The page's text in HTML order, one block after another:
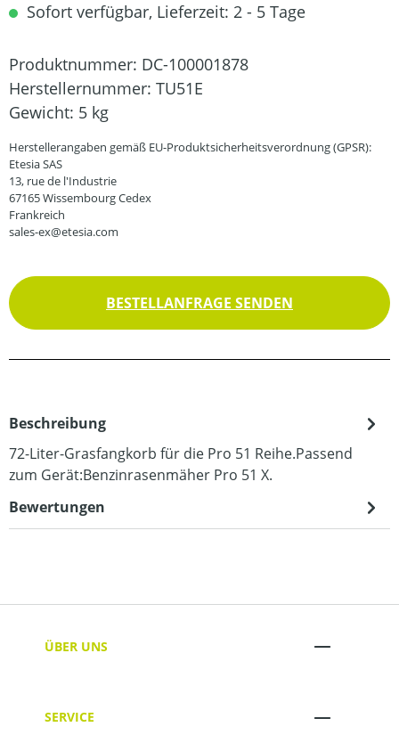
Sofort verfügbar, Lieferzeit: 2 - 5 Tage
Produktnummer: DC-100001878
Herstellernummer: TU51E
Gewicht: 5 kg
Herstellerangaben gemäß EU-Produktsicherheitsverordnung (GPSR):
Etesia SAS
13, rue de l'Industrie
67165 Wissembourg Cedex
Frankreich
sales-ex@etesia.com
BESTELLANFRAGE SENDEN
Beschreibung
72-Liter-Grasfangkorb für die Pro 51 Reihe.Passend
zum Gerät:Benzinrasenmäher Pro 51 X.
Bewertungen
ÜBER UNS
SERVICE